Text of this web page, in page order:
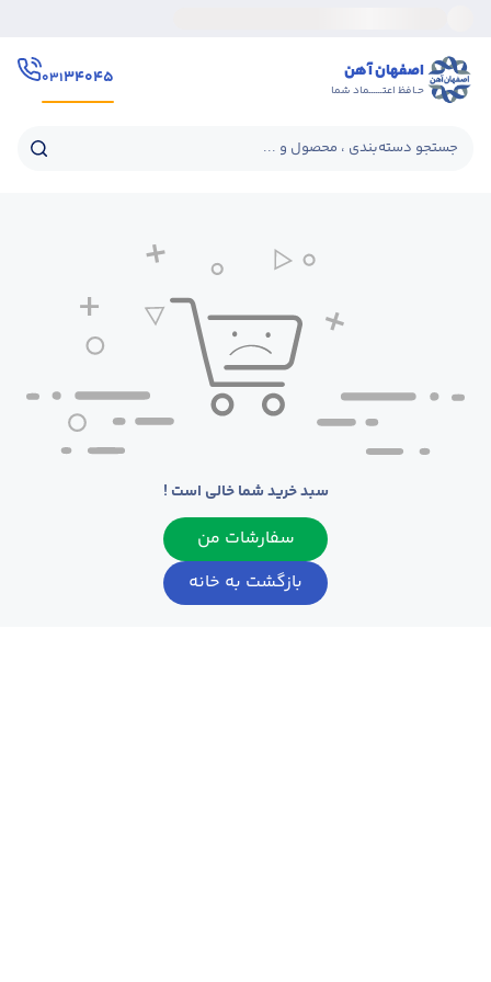
اصفهان آهن
حـافظ اعتــــــماد شما
۳۴۰۴۵۰۳۱
جستجو دسته‌بندی ، محصول و ...
+
+
+
سبد خرید شما خالی است !
سفارشات من
بازگشت به خانه